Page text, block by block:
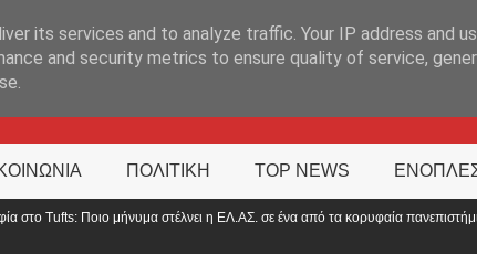
ΠΟΛΙΤΙΚΗ TOP NEWS
η ΕΛ.ΑΣ. σε ένα από τα κορυφαία πανεπιστήμια του
its services and to analyze traffic. Your IP address and
and security metrics to ensure quality of service,